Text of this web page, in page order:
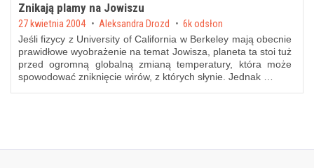
Znikają plamy na Jowiszu
Posted on
27 kwietnia 2004 byAleksandra Drozd 6k odsłon
Jeśli fizycy z University of California w Berkeley mają obecnie
prawidłowe wyobrażenie na temat Jowisza, planeta ta stoi tuż
przed ogromną globalną zmianą temperatury, która może
spowodować zniknięcie wirów, z których słynie. Jednak …